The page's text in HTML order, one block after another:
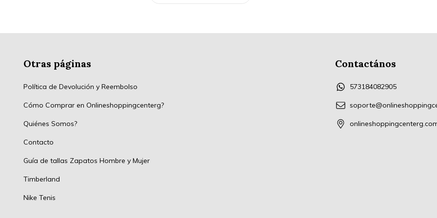
Otras páginas
Política de Devolución y Reembolso
Cómo Comprar en Onlineshoppingcenterg?
Quiénes Somos?
Contacto
Guía de tallas Zapatos Hombre y Mujer
Timberland
Nike Tenis
Contactános
573184082905